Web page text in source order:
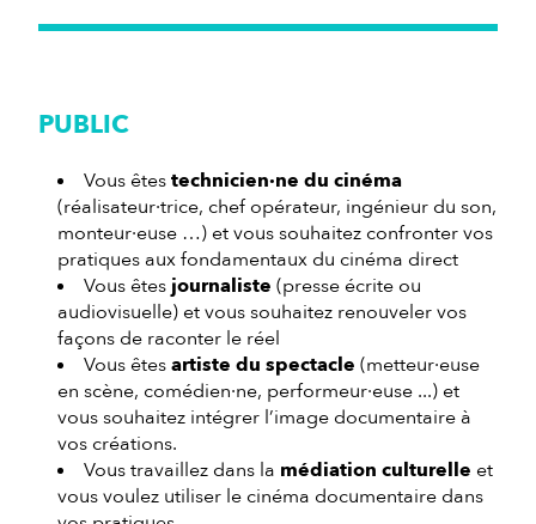
PUBLIC
Vous êtestechnicien·ne du cinéma
(réalisateur·trice, chef opérateur, ingénieur du son,
monteur·euse …) et vous souhaitez confronter vos
pratiques aux fondamentaux du cinéma direct
Vous êtes journaliste (presse écrite ou
audiovisuelle) et vous souhaitez renouveler vos
façons de raconter le réel
Vous êtesartiste du spectacle (metteur·euse
en scène, comédien·ne, performeur·euse ...) et
vous souhaitez intégrer l’image documentaire à
vos créations.
Vous travaillez dans la médiation culturelle et
vous voulez utiliser le cinéma documentaire dans